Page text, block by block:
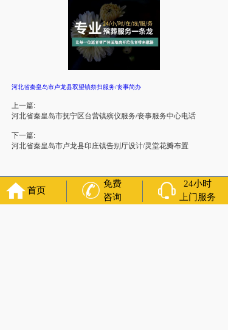
河北省秦皇岛市卢龙县双望镇祭扫服务/丧事简办
上一篇:
河北省秦皇岛市抚宁区台营镇殡仪服务/丧事服务中心电话
下一篇:
河北省秦皇岛市卢龙县印庄镇告别厅设计/灵堂花瓣布置
首页
免费
咨询
24小时
上门服务